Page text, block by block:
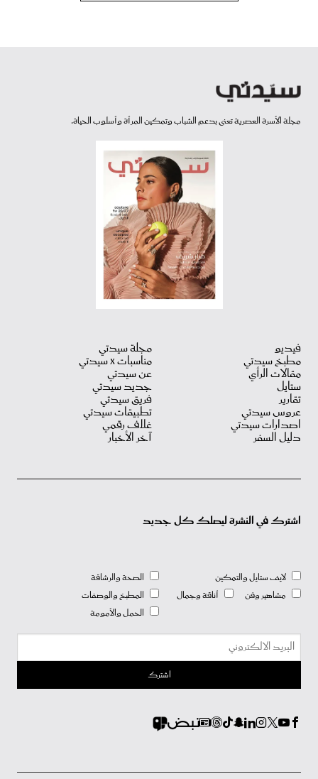
مجلة الأسرة العصرية تعنى بدعم الشباب وتمكين المرأة وأسلوب الحياة.
فيديو
مطبخ سيدتي
مقالات الرأي
ستايل
تقارير
عروس سيدتي
اصدارات سيدتي
دليل السفر
مجلة سيدتي
مناسبات X سيدتي
عن سيدتي
جديد سيدتي
فريق سيدتي
تطبيقات سيدتي
غلاف رقمي
آخر الأخبار
اشترك في النشرة ليصلك كل جديد
لايف ستايل والتمكين
مشاهير وفن
أناقة وجمال
الصحة والرشاقة
المطبخ والوصفات
الحمل والأمومة